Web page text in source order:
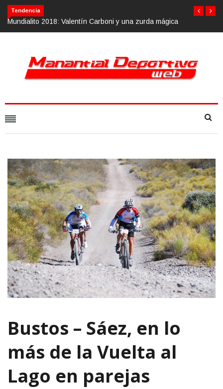
Tendencia
Mundialito 2018: Valentín Carboni y una zurda mágica
Bustos – Sáez, en lo
más de la Vuelta al
Lago en parejas